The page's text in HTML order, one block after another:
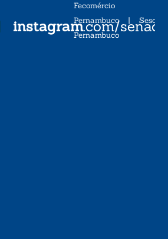
instagram.com/
Fecomércio
Pernambuco| Sesc
Pernambuco